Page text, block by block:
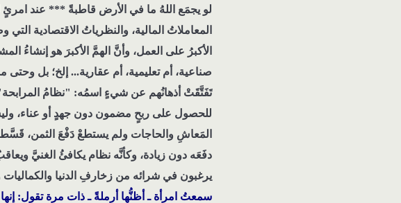
لو يجمَع اللهُ ما في الأرض قاطبةً *** عند
المعاملاتُ المالية، والنظرياتُ الاقتصادية
الأكبرُ على العمل، وأنَّ الهمَّ الأكبرَ هو إنشاءُ
صناعية، أم تعليمية، أم عقارية... إلخ؛ بل وحتى
تَفَتَّقَتْ أذهانُهم عن شيءٍ اسمُه: "نظامُ
للحصول على ربحٍ مضمون دون جهدٍ أو عناء،
المَعاشِ والحاجات ولم يستطعْ دَفْعَ الثمن،
دفَعَه دون زيادة، وكأنَّه نظام يكافئُ الغنيَّ
يرغبون في شرائه من زخارفِ الدنيا
سمعتُ امرأة ـ أظنُّها أرملةً ـ ذات مرة تقول: